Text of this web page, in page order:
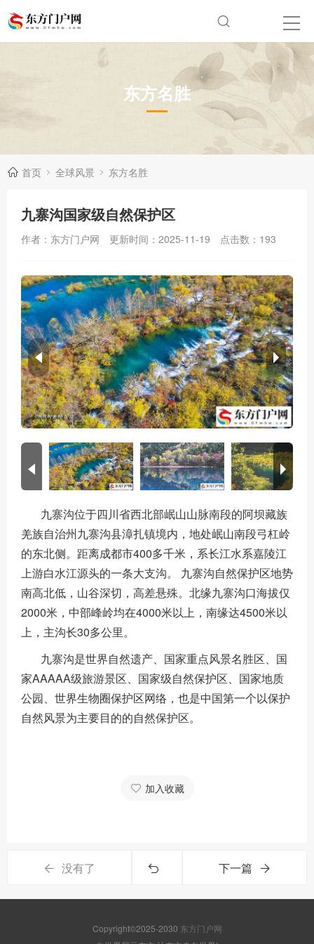
东方名胜
首页 全球风景 东方名胜
九寨沟国家级自然保护区
作者：东方门户网 更新时间：2025-11-19 点击数： 193
九寨沟位于四川省西北部岷山山脉南段的阿坝藏族
羌族自治州九寨沟县漳扎镇境内，地处岷山南段弓杠岭
的东北侧。距离成都市400多千米，系长江水系嘉陵江
上游白水江源头的一条大支沟。 九寨沟自然保护区地势
南高北低，山谷深切，高差悬殊。北缘九寨沟口海拔仅
2000米，中部峰岭均在4000米以上，南缘达4500米以
上，主沟长30多公里。
九寨沟是世界自然遗产、国家重点风景名胜区、国
家AAAAA级旅游景区、国家级自然保护区、国家地质
公园、世界生物圈保护区网络，也是中国第一个以保护
自然风景为主要目的的自然保护区。
加入收藏
没有了 下一篇
Copyright©2025-2030 东方门户网